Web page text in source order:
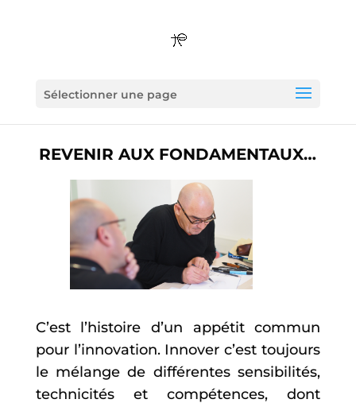
Sélectionner une page
REVENIR AUX FONDAMENTAUX…
C’est l’histoire d’un appétit commun
pour l’innovation. Innover c’est toujours
le mélange de différentes sensibilités,
technicités et compétences, dont